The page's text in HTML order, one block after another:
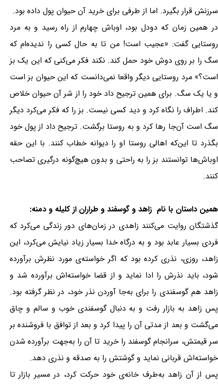
سرزنش قرار بگیرد. اما از طرفی برای خرید آن حیوان پول داده بود.
در همین زمان که دودل بود، اوباش چهارم از راه رسید و به مرد
روستایی گفت: «عجیب است! من تا به حال کسی را ندیده‌ام که
سگ را بر روی دوش خود حمل کند. نکند فکر می‌کنی که این یک بز
است؟» مرد روستایی دیگر واقعا نمی‌دانست که این حیوان بز است
و یا یک سگ. برای همین ترجیح داد خود را از شر آن حیوان خلاص
کند. اطراف را نگاه کرد و دید کسی نیست. بز را که فکر می‌کرد دیگر
سگ است آن‌جا رها کرد و به روستا برگشت. ترجیح داد از پول خود
بگذرد تا این‌که اهالی روستا او را دیوانه خطاب کنند. با این حقه
اوباش‌ها توانستند بز را به راحتی و بدون هیچ‌گونه درگیری تصاحب
کنند.
همین داستان با نام زاهد و گوسفند و طراران از کلیله و دمنه:
گذشتگان روایت می‌کنند زاهدی در زمان‌های دور زندگی می‌کرد که
فردی بسیار عابد بود و به درگاه خدا بسیار زیاد نیایش می‌کرد، این
زاهد، روزی، نذری کرده بود که اگر خواسته‌ی مورد نظرش برآورده
شود، باید نذرش را ادا نماید و از قضا خواسته‌اش برآورده شد و
زاهد هم گوسفندی را برای به‌جا آوردن نذر خود، در نظر گرفته بود.
پس زاهد به بازار رفت و به دنبال گوسفندی خوب و سالم و چاق
می‌گشت و بعد از مدتی آن را پیدا کرد و بعد از توافق با فروشنده بر
سر قیمتش، سرانجام گوسفند را خرید تا آن را به‌جهت برآورده شدن
خواسته‌اش قربانی نماید و گوشتش را به صدقه و نذری دهد.
پس از آن زاهد به‌طرف خانه‌ی خود حرکت کرد، در مسیر بازار تا